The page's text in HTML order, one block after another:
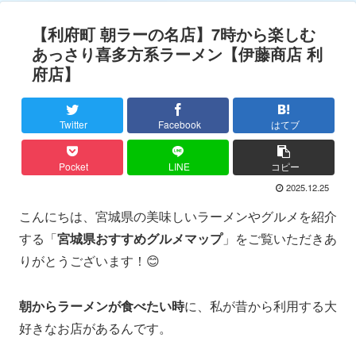
【利府町 朝ラーの名店】7時から楽しむ
あっさり喜多方系ラーメン【伊藤商店 利
府店】
Twitter Facebook はてブ
Pocket LINE コピー
2025.12.25
こんにちは、宮城県の美味しいラーメンやグルメを紹介
する「宮城県おすすめグルメマップ」をご覧いただきあ
りがとうございます！😊
朝からラーメンが食べたい時に、私が昔から利用する大
好きなお店があるんです。